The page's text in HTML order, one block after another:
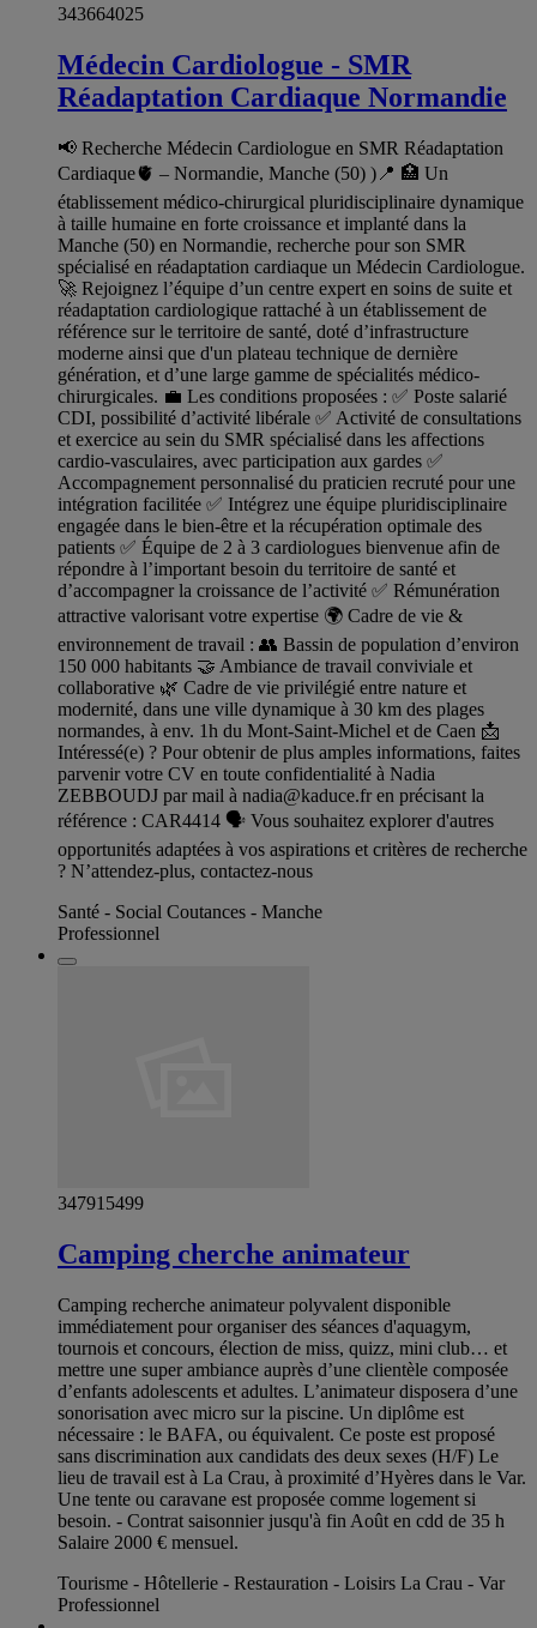
343664025
Médecin Cardiologue - SMR
Réadaptation Cardiaque Normandie
📢 Recherche Médecin Cardiologue en SMR Réadaptation
Cardiaque🫀 – Normandie, Manche (50) )📍 🏥 Un
établissement médico-chirurgical pluridisciplinaire dynamique
à taille humaine en forte croissance et implanté dans la
Manche (50) en Normandie, recherche pour son SMR
spécialisé en réadaptation cardiaque un Médecin Cardiologue.
🚀 Rejoignez l’équipe d’un centre expert en soins de suite et
réadaptation cardiologique rattaché à un établissement de
référence sur le territoire de santé, doté d’infrastructure
moderne ainsi que d'un plateau technique de dernière
génération, et d’une large gamme de spécialités médico-
chirurgicales. 💼 Les conditions proposées : ✅ Poste salarié
CDI, possibilité d’activité libérale ✅ Activité de consultations
et exercice au sein du SMR spécialisé dans les affections
cardio-vasculaires, avec participation aux gardes ✅
Accompagnement personnalisé du praticien recruté pour une
intégration facilitée ✅ Intégrez une équipe pluridisciplinaire
engagée dans le bien-être et la récupération optimale des
patients ✅ Équipe de 2 à 3 cardiologues bienvenue afin de
répondre à l’important besoin du territoire de santé et
d’accompagner la croissance de l’activité ✅ Rémunération
attractive valorisant votre expertise 🌍 Cadre de vie &
environnement de travail : 👥 Bassin de population d’environ
150 000 habitants 🤝 Ambiance de travail conviviale et
collaborative 🌿 Cadre de vie privilégié entre nature et
modernité, dans une ville dynamique à 30 km des plages
normandes, à env. 1h du Mont-Saint-Michel et de Caen 📩
Intéressé(e) ? Pour obtenir de plus amples informations, faites
parvenir votre CV en toute confidentialité à Nadia
ZEBBOUDJ par mail à nadia@kaduce.fren précisant la
référence : CAR4414 🗣️ Vous souhaitez explorer d'autres
opportunités adaptées à vos aspirations et critères de recherche
? N’attendez-plus, contactez-nous
Santé - Social Coutances - Manche
Professionnel
347915499
Camping cherche animateur
Camping recherche animateur polyvalent disponible
immédiatement pour organiser des séances d'aquagym,
tournois et concours, élection de miss, quizz, mini club… et
mettre une super ambiance auprès d’une clientèle composée
d’enfants adolescents et adultes. L’animateur disposera d’une
sonorisation avec micro sur la piscine. Un diplôme est
nécessaire : le BAFA, ou équivalent. Ce poste est proposé
sans discrimination aux candidats des deux sexes (H/F) Le
lieu de travail est à La Crau, à proximité d’Hyères dans le Var.
Une tente ou caravane est proposée comme logement si
besoin. - Contrat saisonnier jusqu'à fin Août en cdd de 35 h
Salaire 2000 € mensuel.
Tourisme - Hôtellerie - Restauration - Loisirs La Crau - Var
Professionnel